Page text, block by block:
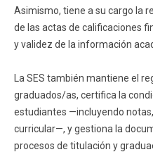
Asimismo, tiene a su cargo la
de las actas de calificaciones
y validez de la información
La SES también mantiene el
graduados/as, certifica la
estudiantes —incluyendo
curricular—, y gestiona la
procesos de titulación y